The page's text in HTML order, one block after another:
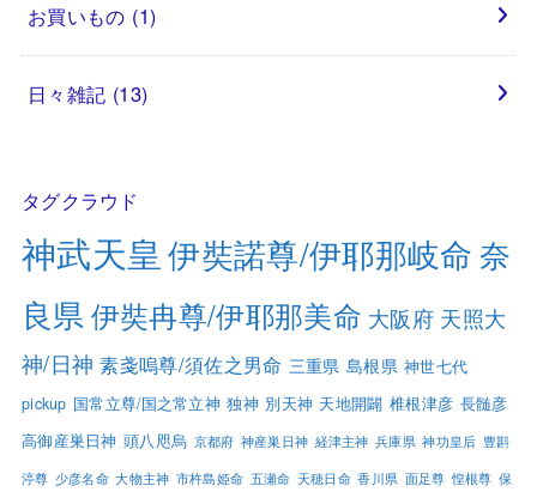
お買いもの (1)
日々雑記 (13)
タグクラウド
神武天皇 伊奘諾尊/伊耶那岐命 奈
良県 伊奘冉尊/伊耶那美命 大阪府 天照大
神/日神 素戔嗚尊/須佐之男命 三重県 島根県 神世七代
pickup 国常立尊/国之常立神 独神 別天神 天地開闢 椎根津彦 長髄彦
高御産巣日神 頭八咫烏 京都府 神産巣日神 経津主神 兵庫県 神功皇后 豊斟
渟尊 少彦名命 大物主神 市杵島姫命 五瀬命 天穂日命 香川県 面足尊 惶根尊 保